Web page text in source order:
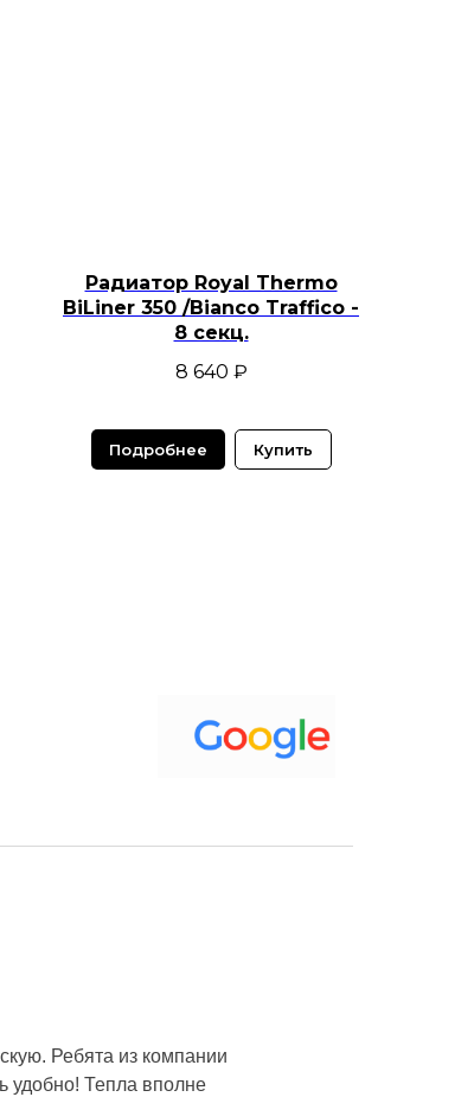
Радиатор Royal Thermo
BiLiner 350 /Bianco Traffico -
8 секц.
8 640 ₽
Подробнее Купить
Ребята из компании
удобно! Тепла вполне